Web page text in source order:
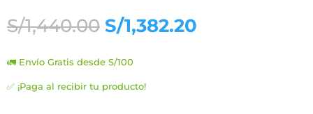
S/1,440.00 El
precio
original
era:
S/1,440.00.
S/1,382.20
🚛 Envío Gratis desde S/100
✅ ¡Paga al recibir tu producto!